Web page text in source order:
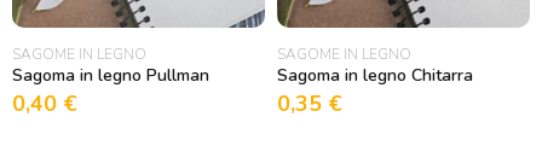
SAGOME IN LEGNO
Sagoma in legno Pullman
0,40 €
SAGOME IN LEGNO
Sagoma in legno Chitarra
0,35 €